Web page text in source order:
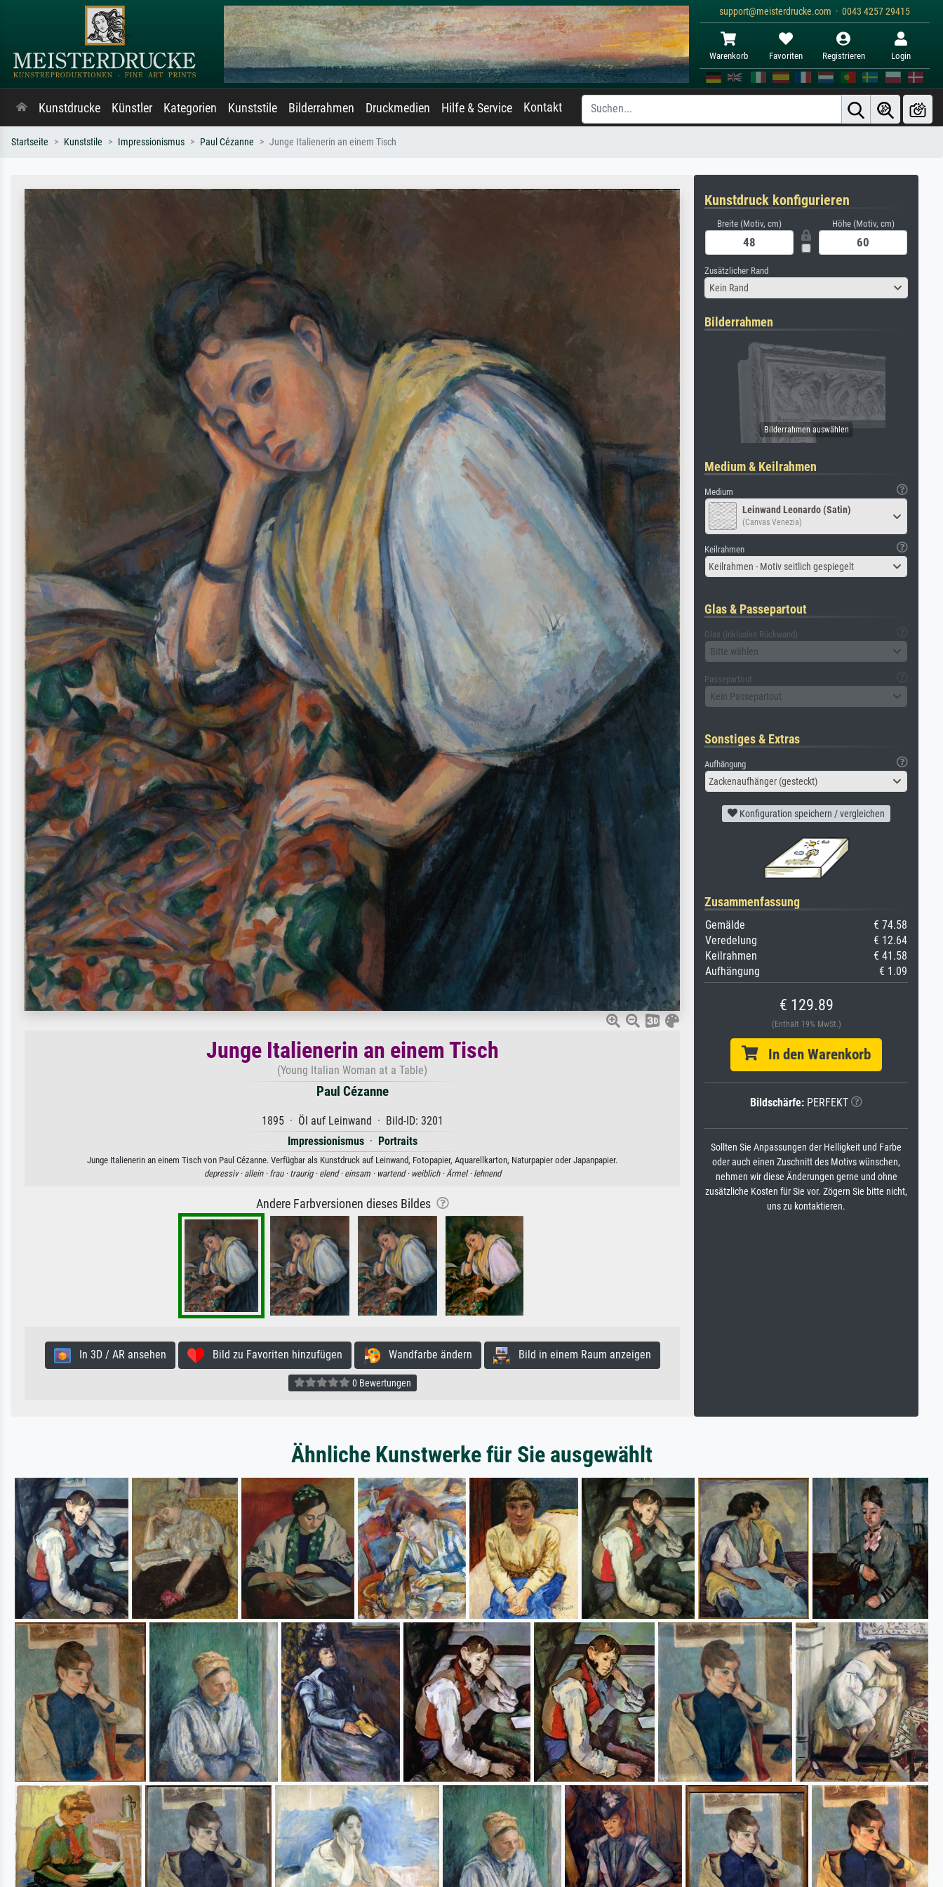
support@meisterdrucke.com · 0043 4257 29415
Warenkorb Favoriten Registrieren Login
Kunstdrucke Künstler Kategorien Kunststile Bilderrahmen Druckmedien Hilfe & Service Kontakt
Startseite Kunststile Impressionismus Paul Cézanne Junge Italienerin an einem Tisch
Junge Italienerin an einem Tisch
(Young Italian Woman at a Table)
Paul Cézanne
1895 · Öl auf Leinwand · Bild-ID: 3201
Impressionismus· Portraits
Junge Italienerin an einem Tisch von Paul Cézanne. Verfügbar als Kunstdruck auf Leinwand, Fotopapier, Aquarellkarton, Naturpapier oder Japanpapier.
depressiv · allein · frau · traurig · elend · einsam · wartend · weiblich · Ärmel · lehnend
Andere Farbversionen dieses Bildes
In 3D / AR ansehen Bild zu Favoriten hinzufügen Wandfarbe ändern Bild in einem Raum anzeigen
0 Bewertungen
Kunstdruck konfigurieren
Breite (Motiv, cm) Höhe (Motiv, cm)
Zusätzlicher Rand
Kein Rand
Bilderrahmen
Medium & Keilrahmen
Medium
Leinwand Leonardo (Satin)
(Canvas Venezia)
Keilrahmen
Keilrahmen - Motiv seitlich gespiegelt
Glas & Passepartout
Glas (inklusive Rückwand)
Bitte wählen
Passepartout
Kein Passepartout
Sonstiges & Extras
Aufhängung
Zackenaufhänger (gesteckt)
Konfiguration speichern / vergleichen
Zusammenfassung
Gemälde
€ 74.58
Veredelung
€ 12.64
Keilrahmen
€ 41.58
Aufhängung
€ 1.09
€ 129.89
(Enthält 19% MwSt.)
In den Warenkorb
Bildschärfe: PERFEKT
Sollten Sie Anpassungen der Helligkeit und Farbe
oder auch einen Zuschnitt des Motivs wünschen,
nehmen wir diese Änderungen gerne und ohne
zusätzliche Kosten für Sie vor. Zögern Sie bitte nicht,
uns zu kontaktieren.
Ähnliche Kunstwerke für Sie ausgewählt